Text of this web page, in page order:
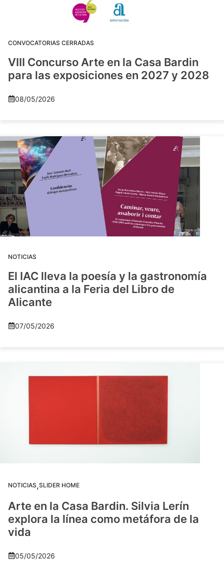
CONVOCATORIAS CERRADAS
VIII Concurso Arte en la Casa Bardin
para las exposiciones en 2027 y 2028
08/05/2026
NOTICIAS
El IAC lleva la poesía y la gastronomía
alicantina a la Feria del Libro de
Alicante
07/05/2026
NOTICIAS,SLIDER HOME
Arte en la Casa Bardin. Silvia Lerín
explora la línea como metáfora de la
vida
05/05/2026